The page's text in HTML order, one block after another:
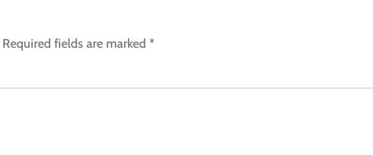
Required fields are marked *